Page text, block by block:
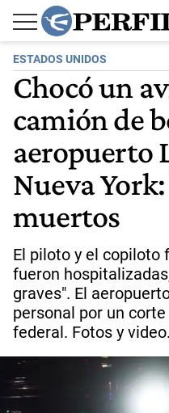
ESTADOS UNIDOS
Chocó un
camión de
aeropuerto
Nueva
muertos
El piloto y el copiloto
fueron
graves". El
personal por un
federal. Fotos y video.